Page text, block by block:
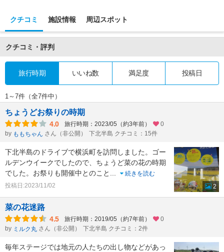
クチコミ 施設情報 周辺スポット
クチコミ・評判
旅行時期 いいね数 満足度 投稿日
1～7件（全7件中）
ちょうどお祭りの時期
4.0 旅行時期：2023/05（約3年前）
0
by ももちゃん さん（非公開） 下北半島 クチコミ：15件
下北半島のドライブで横浜町を訪問しました。ゴー
ルデンウイークでしたので、ちょうど菜の花の時期
でした。お祭りも開催中とのこと ...
続きを読む
投稿日:2023/11/02
2
菜の花迷路
4.5 旅行時期：2019/05（約7年前）
0
by ミルク丸 さん（非公開） 下北半島 クチコミ：2件
毎年ステージでは地元の人たちの出し物などがあっ